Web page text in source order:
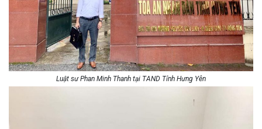
Luật sư Phan Minh Thanh tại TAND Tỉnh Hưng Yên